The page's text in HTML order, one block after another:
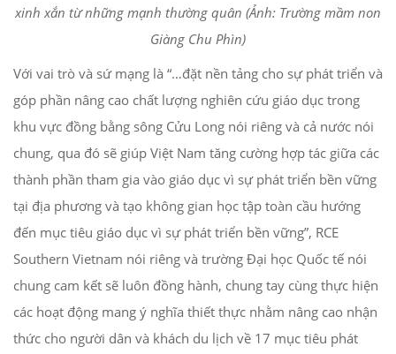
xinh xắn từ những mạnh thường quân (Ảnh: Trường mầm non
Giàng Chu Phìn)
Với vai trò và sứ mạng là “…đặt nền tảng cho sự phát triển và
góp phần nâng cao chất lượng nghiên cứu giáo dục trong
khu vực đồng bằng sông Cửu Long nói riêng và cả nước nói
chung, qua đó sẽ giúp Việt Nam tăng cường hợp tác giữa các
thành phần tham gia vào giáo dục vì sự phát triển bền vững
tại địa phương và tạo không gian học tập toàn cầu hướng
đến mục tiêu giáo dục vì sự phát triển bền vững”, RCE
Southern Vietnam nói riêng và trường Đại học Quốc tế nói
chung cam kết sẽ luôn đồng hành, chung tay cùng thực hiện
các hoạt động mang ý nghĩa thiết thực nhằm nâng cao nhận
thức cho người dân và khách du lịch về 17 mục tiêu phát